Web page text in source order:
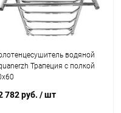
водяной
Трапеция с полкой
782 руб. / шт